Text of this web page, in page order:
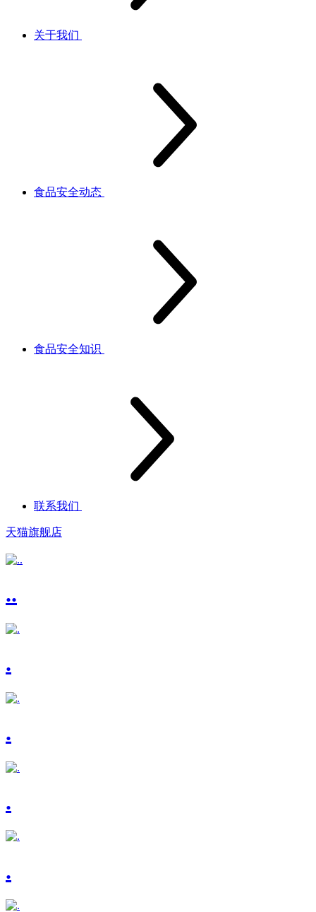
关于我们
食品安全动态
食品安全知识
联系我们
天猫旗舰店
..
.
.
.
.